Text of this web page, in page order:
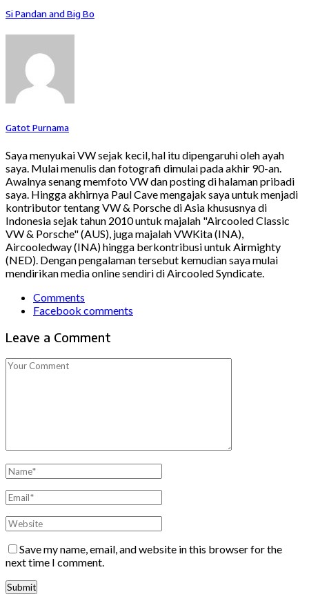
Si Pandan and Big Bo
Gatot Purnama
Saya menyukai VW sejak kecil, hal itu dipengaruhi oleh ayah
saya. Mulai menulis dan fotografi dimulai pada akhir 90-an.
Awalnya senang memfoto VW dan posting di halaman pribadi
saya. Hingga akhirnya Paul Cave mengajak saya untuk menjadi
kontributor tentang VW & Porsche di Asia khususnya di
Indonesia sejak tahun 2010 untuk majalah "Aircooled Classic
VW & Porsche" (AUS), juga majalah VWKita (INA),
Aircooledway (INA) hingga berkontribusi untuk Airmighty
(NED). Dengan pengalaman tersebut kemudian saya mulai
mendirikan media online sendiri di Aircooled Syndicate.
Comments
Facebook comments
Leave a Comment
Save my name, email, and website in this browser for the
next time I comment.